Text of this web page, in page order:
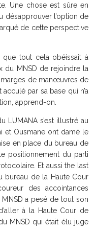
Une chose est sûre en
désapprouver l’option de
de cette perspective
que tout cela obéissait à
du MNSD de rejoindre la
marges de manœuvres de
par sa base qui n’a
apprend-on.
LUMANA s’est illustré au
et Ousmane ont damé le
en place du bureau de
positionnement du parti
Et aussi the last
bureau de la Haute Cour
des accointances
a pesé de tout son
à la Haute Cour de
MNSD qui était élu juge